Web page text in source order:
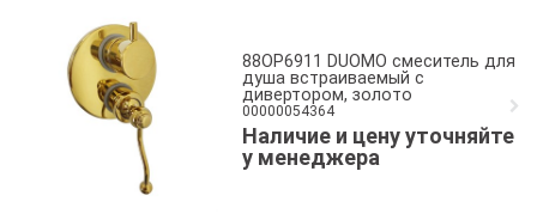
88OP6911 DUOMO смеситель для
душа встраиваемый с
дивертором, золото
00000054364
Наличие и цену уточняйте
у менеджера